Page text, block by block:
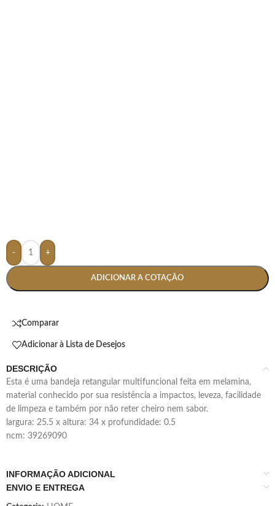
- +
ADICIONAR A COTAÇÃO
Comparar
Adicionar à Lista de Desejos
DESCRIÇÃO
esta é uma bandeja retangular multifuncional feita em melamina,
material conhecido por sua resistência a impactos, leveza, facilidade
de limpeza e também por não reter cheiro nem sabor.
largura: 25.5 x altura: 34 x profundidade: 0.5
ncm: 39269090
INFORMAÇÃO ADICIONAL
ENVIO E ENTREGA